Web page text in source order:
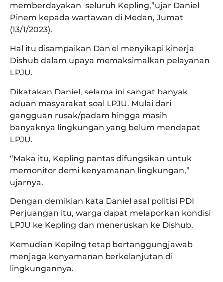
memberdayakan seluruh Kepling,”ujar Daniel
Pinem kepada wartawan di Medan, Jumat
(13/1/2023).
Hal itu disampaikan Daniel menyikapi kinerja
Dishub dalam upaya memaksimalkan pelayanan
LPJU.
Dikatakan Daniel, selama ini sangat banyak
aduan masyarakat soal LPJU. Mulai dari
gangguan rusak/padam hingga masih
banyaknya lingkungan yang belum mendapat
LPJU.
“Maka itu, Kepling pantas difungsikan untuk
memonitor demi kenyamanan lingkungan,”
ujarnya.
Dengan demikian kata Daniel asal politisi PDI
Perjuangan itu, warga dapat melaporkan kondisi
LPJU ke Kepling dan meneruskan ke Dishub.
Kemudian Kepilng tetap bertanggungjawab
menjaga kenyamanan berkelanjutan di
lingkungannya.